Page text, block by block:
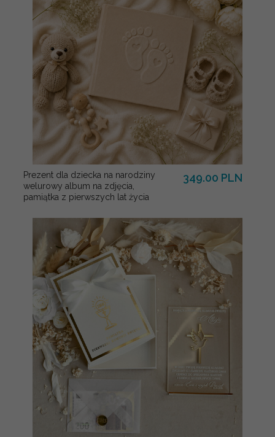
Prezent dla dziecka na narodziny
welurowy album na zdjęcia,
pamiątka z pierwszych lat życia
349.00 PLN